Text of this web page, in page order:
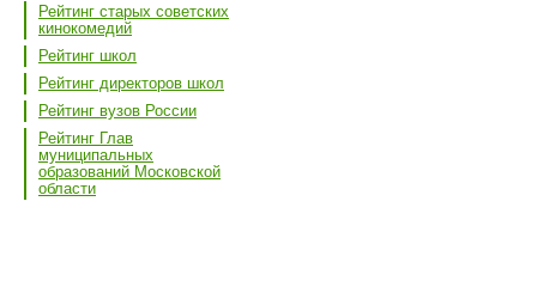
Рейтинг старых советских
кинокомедий
Рейтинг школ
Рейтинг директоров школ
Рейтинг вузов России
Рейтинг Глав
муниципальных
образований Московской
области